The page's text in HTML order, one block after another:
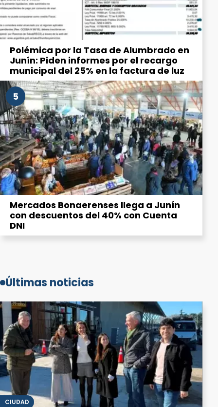
Polémica por la Tasa de Alumbrado en
Junín: Piden informes por el recargo
municipal del 25% en la factura de luz
5
Mercados Bonaerenses llega a Junín
con descuentos del 40% con Cuenta
DNI
Últimas noticias
CIUDAD